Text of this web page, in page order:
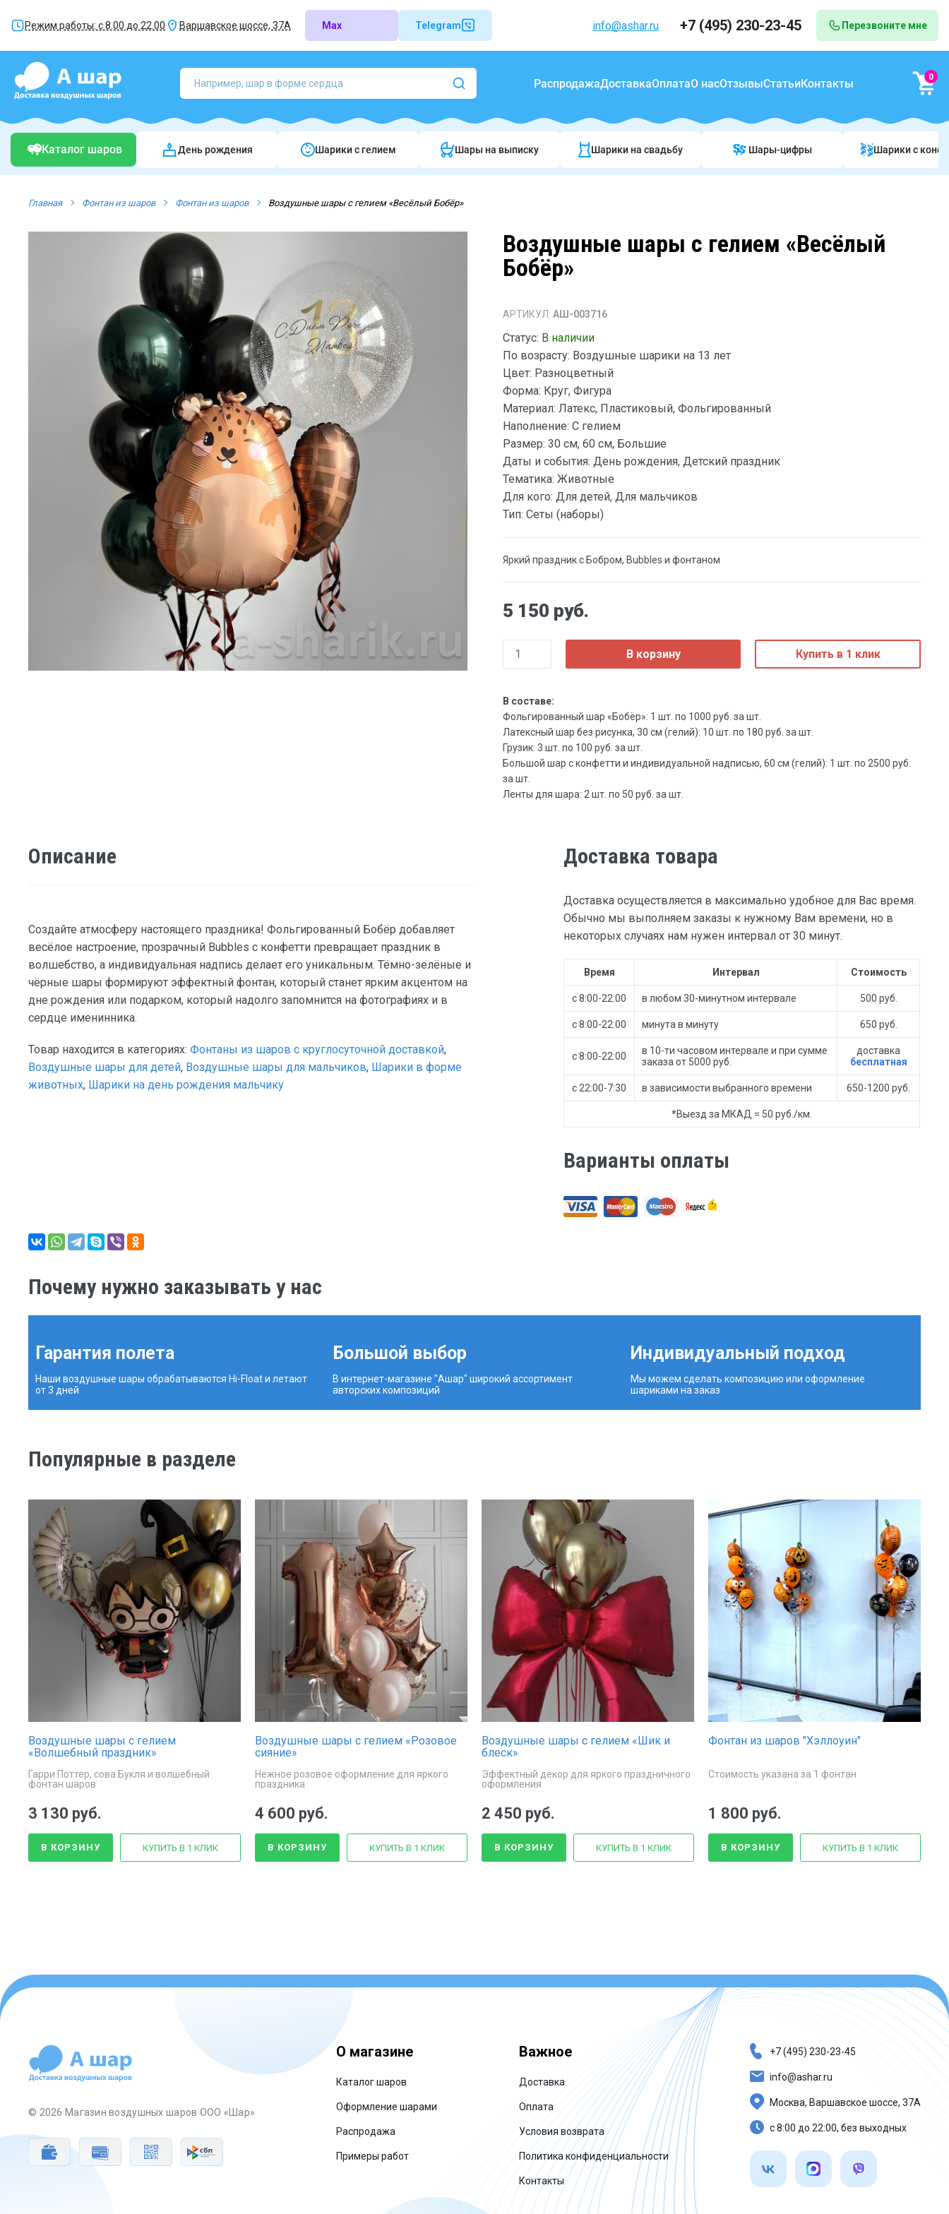
Режим работы: с 8.00 до 22.00 Варшавское шоссе, 37А Max Telegram info@ashar.ru +7 (495) 230-23-45 Перезвоните мне
РаспродажаДоставкаОплатаО насОтзывыСтатьиКонтакты 0
Каталог шаров День рождения Шарики c гелием Шары на выписку Шарики на свадьбу Шары-цифры Шарики c
Главная Фонтан из шаров Фонтан из шаров Воздушные шары с гелием «Весёлый Бобёр»
Воздушные шары с гелием «Весёлый
Бобёр»
АРТИКУЛ: АШ-003716
Статус: В наличии
По возрасту: Воздушные шарики на 13 лет
Цвет: Разноцветный
Форма: Круг, Фигура
Материал: Латекс, Пластиковый, Фольгированный
Наполнение: С гелием
Размер: 30 см, 60 см, Большие
Даты и события: День рождения, Детский праздник
Тематика: Животные
Для кого: Для детей, Для мальчиков
Тип: Сеты (наборы)
Яркий праздник с Бобром, Bubbles и фонтаном
5 150 руб.
В корзину Купить в 1 клик
В составе:
Фольгированный шар «Бобёр»: 1 шт. по 1000 руб. за шт.
Латексный шар без рисунка, 30 см (гелий): 10 шт. по 180 руб. за шт.
Грузик: 3 шт. по 100 руб. за шт.
Большой шар с конфетти и индивидуальной надписью, 60 см (гелий): 1 шт. по 2500 руб.
за шт.
Ленты для шара: 2 шт. по 50 руб. за шт.
Описание
Создайте атмосферу настоящего праздника! Фольгированный Бобёр добавляет
весёлое настроение, прозрачный Bubbles с конфетти превращает праздник в
волшебство, а индивидуальная надпись делает его уникальным. Тёмно-зелёные и
чёрные шары формируют эффектный фонтан, который станет ярким акцентом на
дне рождения или подарком, который надолго запомнится на фотографиях и в
сердце именинника.
Товар находится в категориях: Фонтаны из шаров с круглосуточной доставкой,
Воздушные шары для детей, Воздушные шары для мальчиков, Шарики в форме
животных, Шарики на день рождения мальчику
Доставка товара
Доставка осуществляется в максимально удобное для Вас время.
Обычно мы выполняем заказы к нужному Вам времени, но в
некоторых случаях нам нужен интервал от 30 минут.
Время Интервал Стоимость
с 8:00-22:00 в любом 30-минутном интервале 500 руб.
с 8:00-22:00 минута в минуту 650 руб.
с 8:00-22:00
в 10-ти часовом интервале и при сумме
заказа от 5000 руб.
доставка
бесплатная
с 22:00-7:30 в зависимости выбранного времени 650-1200 руб.
*Выезд за МКАД = 50 руб./км.
Варианты оплаты
Почему нужно заказывать у нас
Гарантия полета
Наши воздушные шары обрабатываются Hi-Float и летают
от 3 дней
Большой выбор
В интернет-магазине "Ашар" широкий ассортимент
авторских композиций
Индивидуальный подход
Мы можем сделать композицию или оформление
шариками на заказ
Популярные в разделе
Воздушные шары с гелием
«Волшебный праздник»
Гарри Поттер, сова Букля и волшебный
фонтан шаров
3 130 руб.
В КОРЗИНУ КУПИТЬ В 1 КЛИК
Воздушные шары с гелием «Розовое
сияние»
Нежное розовое оформление для яркого
праздника
4 600 руб.
В КОРЗИНУ КУПИТЬ В 1 КЛИК
Воздушные шары с гелием «Шик и
блеск»
Эффектный декор для яркого праздничного
оформления
2 450 руб.
В КОРЗИНУ КУПИТЬ В 1 КЛИК
Фонтан из шаров "Хэллоуин"
Стоимость указана за 1 фонтан
1 800 руб.
В КОРЗИНУ КУПИТЬ В 1 КЛИК
© 2026 Магазин воздушных шаров ООО «Шар»
О магазине
Каталог шаров
Оформление шарами
Распродажа
Примеры работ
Важное
Доставка
Оплата
Условия возврата
Политика конфиденциальности
Контакты
+7 (495) 230-23-45
info@ashar.ru
Москва, Варшавское шоссе, 37А
с 8:00 до 22:00, без выходных